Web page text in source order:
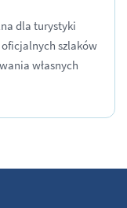
dla turystyki
oficjalnych szlaków
własnych